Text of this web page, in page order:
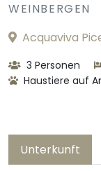
WEINBERGEN
Acquaviva
3 Personen
Haustiere auf
Unterkunft